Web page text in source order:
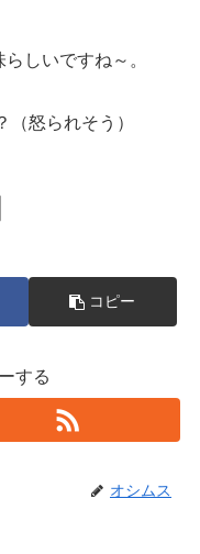
しいですね～。
怒られそう）
コピー
する
オシムス